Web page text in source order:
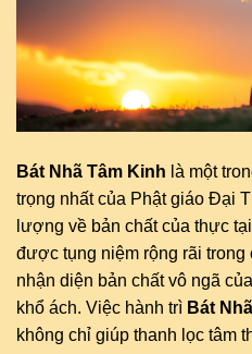
Bát Nhã Tâm Kinh là một
trọng nhất của Phật giáo Đại
lượng về bản chất của thực
được tụng niệm rộng rãi trong
nhận diện bản chất vô ngã
khổ ách. Việc hành trì Bát
không chỉ giúp thanh lọc tâm